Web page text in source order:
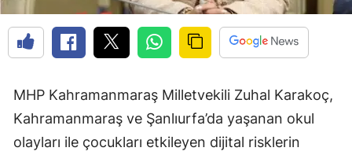
MHP Kahramanmaraş Milletvekili Zuhal Karakoç,
Kahramanmaraş ve Şanlıurfa’da yaşanan okul
olayları ile çocukları etkileyen dijital risklerin